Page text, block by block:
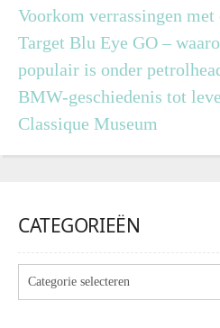
Voorkom verrassingen met
Target Blu Eye GO –
populair is onder
BMW-geschiedenis tot
Classique Museum
CATEGORIEËN